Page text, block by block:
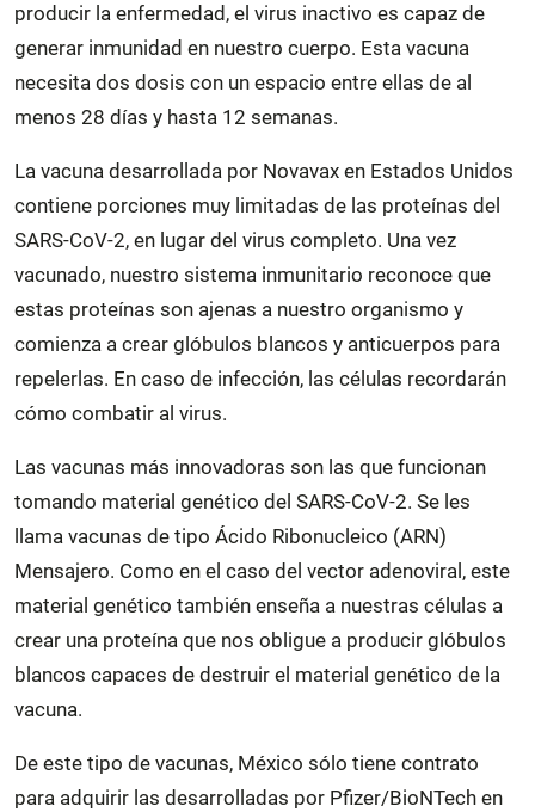
producir la enfermedad, el virus inactivo es capaz de
generar inmunidad en nuestro cuerpo. Esta vacuna
necesita dos dosis con un espacio entre ellas de al
menos 28 días y hasta 12 semanas.
La vacuna desarrollada por Novavax en Estados Unidos
contiene porciones muy limitadas de las proteínas del
SARS-CoV-2, en lugar del virus completo. Una vez
vacunado, nuestro sistema inmunitario reconoce que
estas proteínas son ajenas a nuestro organismo y
comienza a crear glóbulos blancos y anticuerpos para
repelerlas. En caso de infección, las células recordarán
cómo combatir al virus.
Las vacunas más innovadoras son las que funcionan
tomando material genético del SARS-CoV-2. Se les
llama vacunas de tipo Ácido Ribonucleico (ARN)
Mensajero. Como en el caso del vector adenoviral, este
material genético también enseña a nuestras células a
crear una proteína que nos obligue a producir glóbulos
blancos capaces de destruir el material genético de la
vacuna.
De este tipo de vacunas, México sólo tiene contrato
para adquirir las desarrolladas por Pfizer/BioNTech en